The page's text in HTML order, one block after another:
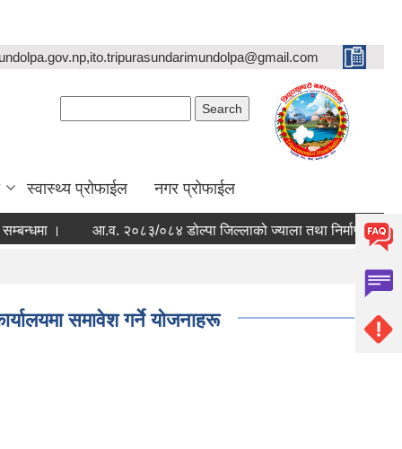
स्वास्थ्य प्रोफाईल नगर प्रोफाईल
। आ.व. २०८३/०८४ डोल्पा जिल्लाको ज्याला तथा निर्माण सामाग्रीहरुको
समावेश गर्ने याेजनाहरू